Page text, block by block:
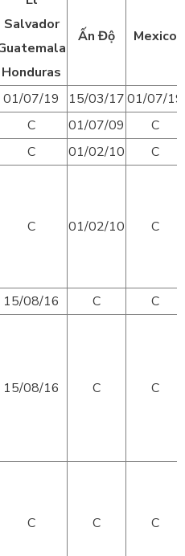
Salvador
Honduras
Ấn Độ Mexico
01/07/19 15/03/1701/07/19
C 01/07/09
C
C 01/02/10
C
C 01/02/10 C
15/08/16 C
C
15/08/16 C C
C C C